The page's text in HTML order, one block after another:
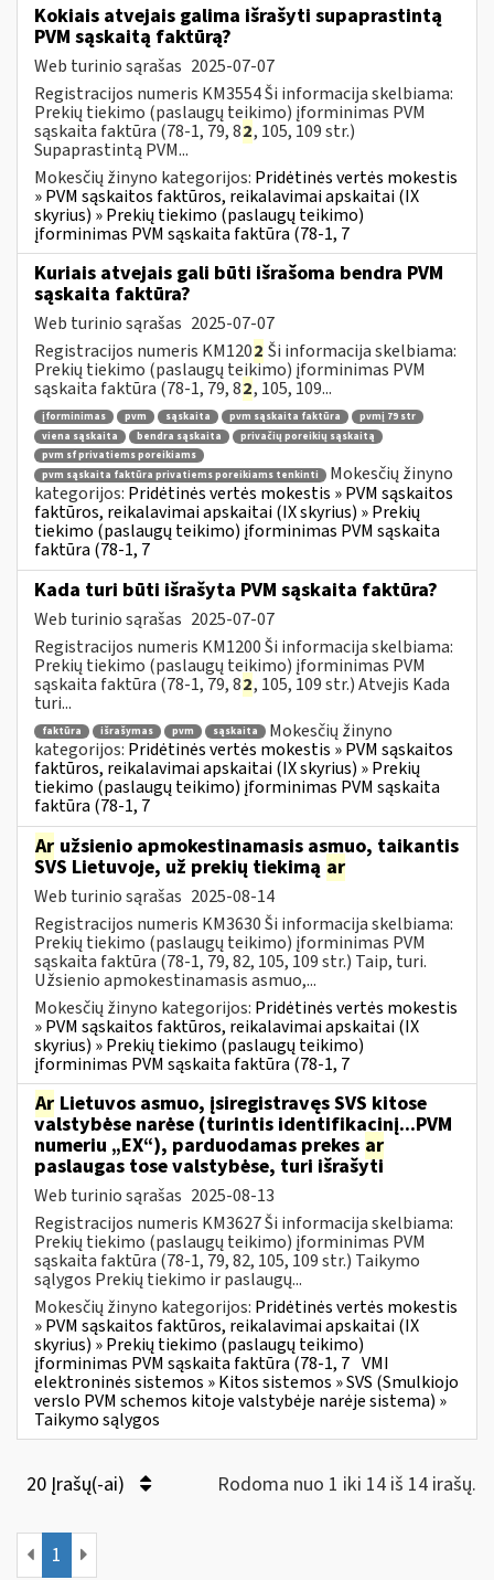
Kokiais atvejais galima išrašyti supaprastintą
PVM sąskaitą faktūrą?
Web turinio sąrašas 2025-07-07
Registracijos numeris KM3554 Ši informacija skelbiama:
Prekių tiekimo (paslaugų teikimo) įforminimas PVM
sąskaita faktūra (78-1, 79, 82, 105, 109 str.)
Supaprastintą PVM...
Mokesčių žinyno kategorijos: Pridėtinės vertės mokestis
» PVM sąskaitos faktūros, reikalavimai apskaitai (IX
skyrius) » Prekių tiekimo (paslaugų teikimo)
įforminimas PVM sąskaita faktūra (78-1, 7
Kuriais atvejais gali būti išrašoma bendra PVM
sąskaita faktūra?
Web turinio sąrašas 2025-07-07
Registracijos numeris KM1202 Ši informacija skelbiama:
Prekių tiekimo (paslaugų teikimo) įforminimas PVM
sąskaita faktūra (78-1, 79, 82, 105, 109...
įforminimas pvm sąskaita pvm sąskaita faktūra
pvmį 79 str
viena sąskaita
bendra sąskaita
privačių poreikių sąskaitą
pvm sf privatiems poreikiams
pvm sąskaita faktūra privatiems poreikiams tenkinti
Mokesčių žinyno
kategorijos: Pridėtinės vertės mokestis » PVM sąskaitos
faktūros, reikalavimai apskaitai (IX skyrius) » Prekių
tiekimo (paslaugų teikimo) įforminimas PVM sąskaita
faktūra (78-1, 7
Kada turi būti išrašyta PVM sąskaita faktūra?
Web turinio sąrašas 2025-07-07
Registracijos numeris KM1200 Ši informacija skelbiama:
Prekių tiekimo (paslaugų teikimo) įforminimas PVM
sąskaita faktūra (78-1, 79, 82, 105, 109 str.) Atvejis Kada
turi...
faktūra išrašymas pvm sąskaita
Mokesčių žinyno
kategorijos: Pridėtinės vertės mokestis » PVM sąskaitos
faktūros, reikalavimai apskaitai (IX skyrius) » Prekių
tiekimo (paslaugų teikimo) įforminimas PVM sąskaita
faktūra (78-1, 7
Ar užsienio apmokestinamasis asmuo, taikantis
SVS Lietuvoje, už prekių tiekimą ar
Web turinio sąrašas 2025-08-14
Registracijos numeris KM3630 Ši informacija skelbiama:
Prekių tiekimo (paslaugų teikimo) įforminimas PVM
sąskaita faktūra (78-1, 79, 82, 105, 109 str.) Taip, turi.
Užsienio apmokestinamasis asmuo,...
Mokesčių žinyno kategorijos: Pridėtinės vertės mokestis
» PVM sąskaitos faktūros, reikalavimai apskaitai (IX
skyrius) » Prekių tiekimo (paslaugų teikimo)
įforminimas PVM sąskaita faktūra (78-1, 7
Ar Lietuvos asmuo, įsiregistravęs SVS kitose
valstybėse narėse (turintis identifikacinį...PVM
numeriu „EX“), parduodamas prekes ar
paslaugas tose valstybėse, turi išrašyti
Web turinio sąrašas 2025-08-13
Registracijos numeris KM3627 Ši informacija skelbiama:
Prekių tiekimo (paslaugų teikimo) įforminimas PVM
sąskaita faktūra (78-1, 79, 82, 105, 109 str.) Taikymo
sąlygos Prekių tiekimo ir paslaugų...
Mokesčių žinyno kategorijos: Pridėtinės vertės mokestis
» PVM sąskaitos faktūros, reikalavimai apskaitai (IX
skyrius) » Prekių tiekimo (paslaugų teikimo)
įforminimas PVM sąskaita faktūra (78-1, 7 VMI
elektroninės sistemos » Kitos sistemos » SVS (Smulkiojo
verslo PVM schemos kitoje valstybėje narėje sistema) »
Taikymo sąlygos
20 Įrašų(-ai) Rodoma nuo 1 iki 14 iš 14 irašų.
1